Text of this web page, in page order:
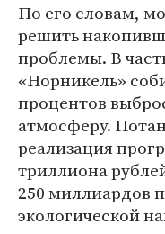
По его словам,
решить
проблемы. В
«Норникель»
процентов
атмосферу.
реализация
триллиона
250 миллиардов
экологической